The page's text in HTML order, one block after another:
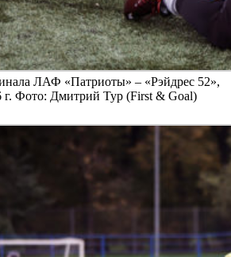
ЛАФ «Патриоты» – «Рэйдрес 52»,
г. Фото: Дмитрий Тур (First & Goal)